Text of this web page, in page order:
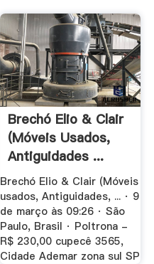
Brechó Elio & Clair
(Móveis Usados,
Antiguidades ...
Brechó Elio & Clair (Móveis
usados, Antiguidades, ... · 9
de março às 09:26 · São
Paulo, Brasil · Poltrona -
R$ 230,00 cupecê 3565,
Cidade Ademar zona sul SP